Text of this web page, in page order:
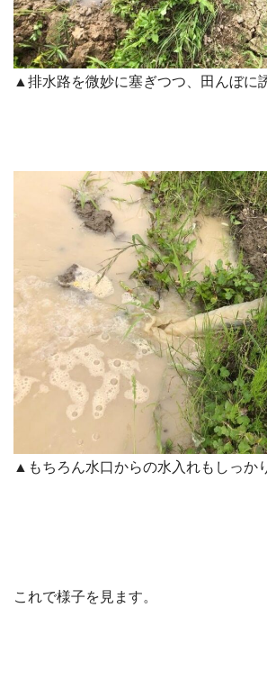
▲排水路を微妙に塞ぎつつ、田んぼに
▲もちろん水口からの水入れもしっか
これで様子を見ます。